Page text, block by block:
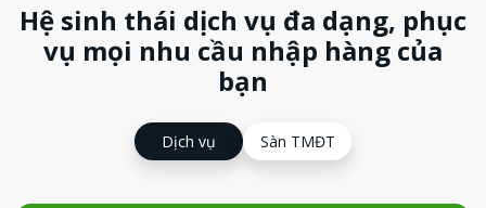
Hệ sinh thái dịch vụ đa dạng, phục
vụ mọi nhu cầu nhập hàng của
bạn
Dịch vụ Sàn TMĐT